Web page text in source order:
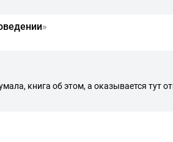
»
книга об этом, а оказывается